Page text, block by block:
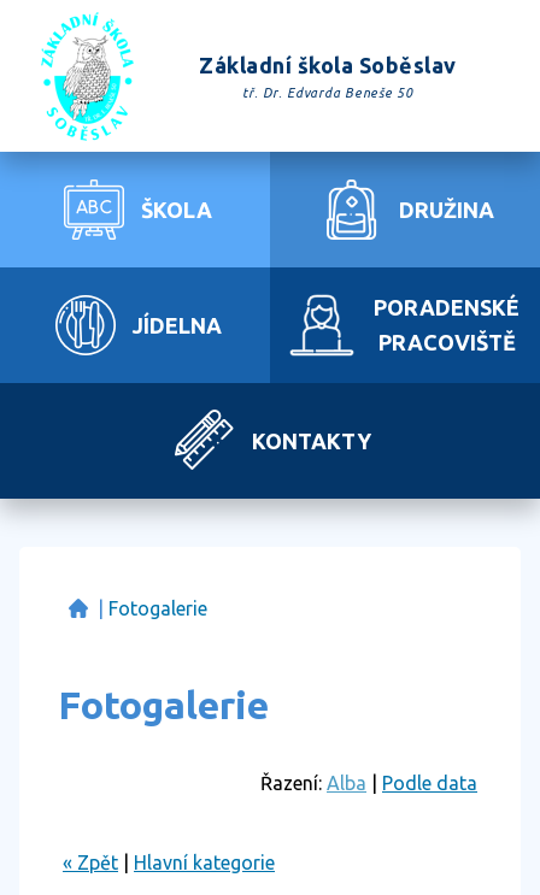
Základní škola Soběslav
tř. Dr. Edvarda Beneše 50
ŠKOLA DRUŽINA
JÍDELNA
PORADENSKÉ
PRACOVIŠTĚ
KONTAKTY
Fotogalerie
Fotogalerie
Řazení: Alba Podle data
« Zpět Hlavní kategorie